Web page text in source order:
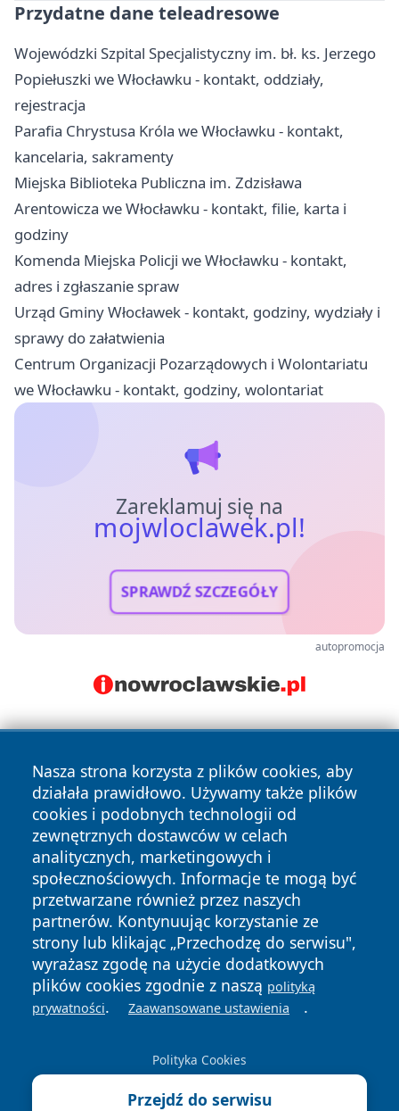
Przydatne dane teleadresowe
Wojewódzki Szpital Specjalistyczny im. bł. ks. Jerzego
Popiełuszki we Włocławku - kontakt, oddziały,
rejestracja
Parafia Chrystusa Króla we Włocławku - kontakt,
kancelaria, sakramenty
Miejska Biblioteka Publiczna im. Zdzisława
Arentowicza we Włocławku - kontakt, filie, karta i
godziny
Komenda Miejska Policji we Włocławku - kontakt,
adres i zgłaszanie spraw
Urząd Gminy Włocławek - kontakt, godziny, wydziały i
sprawy do załatwienia
Centrum Organizacji Pozarządowych i Wolontariatu
we Włocławku - kontakt, godziny, wolontariat
Zareklamuj się na
mojwloclawek.pl!
SPRAWDŹ SZCZEGÓŁY
autopromocja
Nasza strona korzysta z plików cookies, aby
działała prawidłowo. Używamy także plików
cookies i podobnych technologii od
zewnętrznych dostawców w celach
analitycznych, marketingowych i
społecznościowych. Informacje te mogą być
przetwarzane również przez naszych
partnerów. Kontynuując korzystanie ze
strony lub klikając „Przechodzę do serwisu",
wyrażasz zgodę na użycie dodatkowych
plików cookies zgodnie z naszą polityką
prywatności. Zaawansowane ustawienia .
Polityka Cookies
Przejdź do serwisu
Copyright © 2026 mojwloclawek.pl Wszystkie prawa
zastrzeżone.
News Autorzy
Polityka
Prywatności
Polityka
Cookies